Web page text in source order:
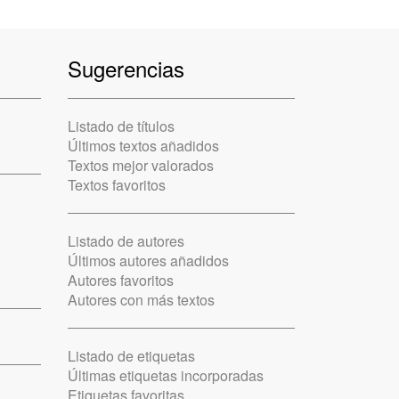
Sugerencias
Listado de títulos
Últimos textos añadidos
Textos mejor valorados
Textos favoritos
Listado de autores
Últimos autores añadidos
Autores favoritos
Autores con más textos
Listado de etiquetas
Últimas etiquetas incorporadas